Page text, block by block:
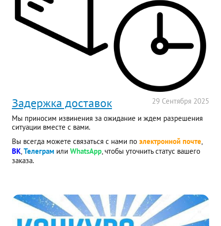
29 Сентября 2025
Задержка доставок
Мы приносим извинения за ожидание и ждем разрешения
ситуации вместе с вами.
Вы всегда можете связаться с нами по электронной почте,
ВК,Телеграм или WhatsApp, чтобы уточнить статус вашего
заказа.